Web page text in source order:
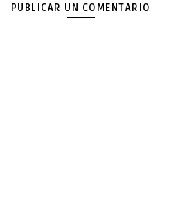
PUBLICAR UN COMENTARIO